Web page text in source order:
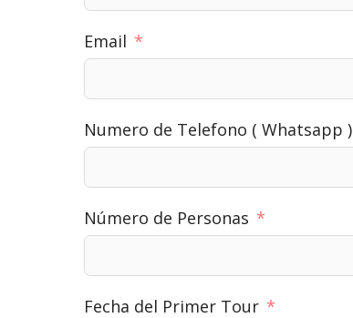
Email
Numero de Telefono ( Whatsapp )
Número de Personas
Fecha del Primer Tour